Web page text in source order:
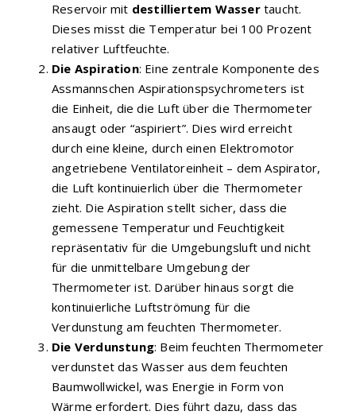
Reservoir mit destilliertem Wassertaucht.
Dieses misst die Temperatur bei 100 Prozent
relativer Luftfeuchte.
Die Aspiration: Eine zentrale Komponente des
Assmannschen Aspirationspsychrometers ist
die Einheit, die die Luft über die Thermometer
ansaugt oder “aspiriert”. Dies wird erreicht
durch eine kleine, durch einen Elektromotor
angetriebene Ventilatoreinheit – dem Aspirator,
die Luft kontinuierlich über die Thermometer
zieht. Die Aspiration stellt sicher, dass die
gemessene Temperatur und Feuchtigkeit
repräsentativ für die Umgebungsluft und nicht
für die unmittelbare Umgebung der
Thermometer ist. Darüber hinaus sorgt die
kontinuierliche Luftströmung für die
Verdunstung am feuchten Thermometer.
Die Verdunstung: Beim feuchten Thermometer
verdunstet das Wasser aus dem feuchten
Baumwollwickel, was Energie in Form von
Wärme erfordert. Dies führt dazu, dass das